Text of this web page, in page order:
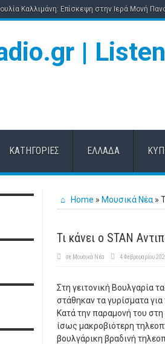
Ιουλία Καλλιμάνη: Επίσκεψη στην Ιερά Μονή
ΚΑΤΗΓΟΡΊΕΣ ΕΛΛΆΔΑ
Home » Μουσικά Νέα »
Τι κάνει ο STAN
σε Μουσικά Νέα 4 Φεβρουαρίου
Στη γειτονική Βουλγαρία
στάθηκαν τα γυρίσματα για
Κατά την παραμονή του
ίσως μακροβιότερη
βουλγάρικη βραδινή